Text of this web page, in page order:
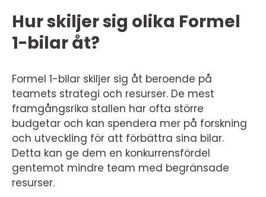
Hur skiljer sig olika Formel
1-bilar åt?
Formel 1-bilar skiljer sig åt beroende på
teamets strategi och resurser. De mest
framgångsrika stallen har ofta större
budgetar och kan spendera mer på forskning
och utveckling för att förbättra sina bilar.
Detta kan ge dem en konkurrensfördel
gentemot mindre team med begränsade
resurser.